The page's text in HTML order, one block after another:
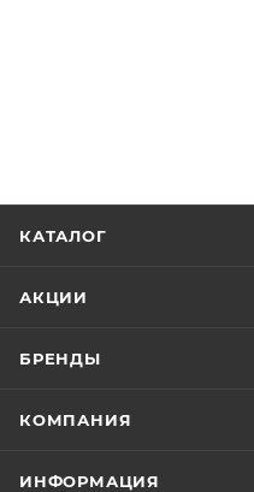
КАТАЛОГ
АКЦИИ
БРЕНДЫ
КОМПАНИЯ
ИНФОРМАЦИЯ